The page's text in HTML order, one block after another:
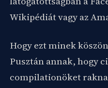
Wikipédiát vagy az
Hogy ezt minek
Pusztán annak, hogy
compilationöket